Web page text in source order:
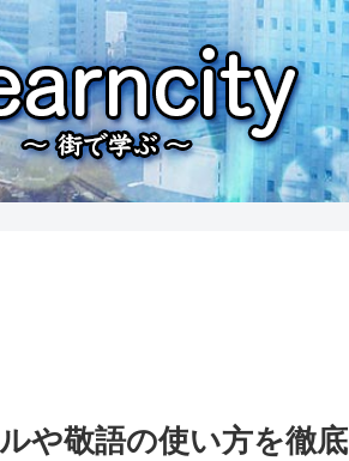
や敬語の使い方を徹底